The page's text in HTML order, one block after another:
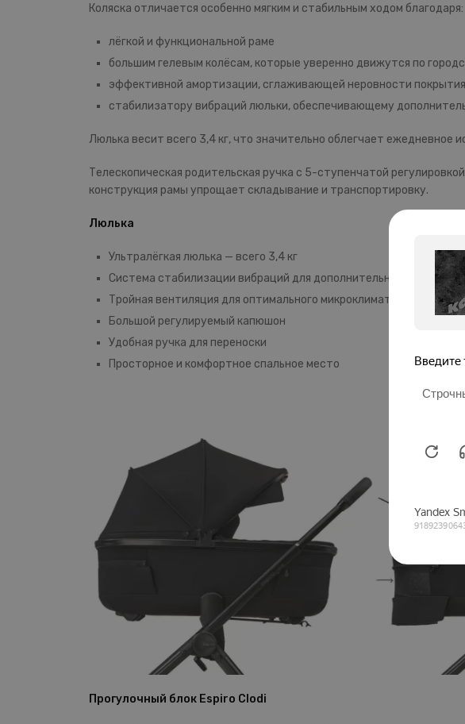
Коляска отличается особенно мягким и стабильным ходом благодаря:
лёгкой и функциональной раме
большим гелевым колёсам, которые уверенно движутся по
эффективной амортизации, сглаживающей неровности покрытия
стабилизатору вибраций люльки, обеспечивающему
Люлька весит всего 3,4 кг, что значительно облегчает
Телескопическая родительская ручка с 5-ступенчатой
конструкция рамы упрощает складывание и транспортировку.
Люлька
Ультралёгкая люлька — всего 3,4 кг
Система стабилизации вибраций для дополнительного комфорта
Тройная вентиляция для оптимального микроклимата
Большой регулируемый капюшон
Удобная ручка для переноски
Просторное и комфортное спальное место
Прогулочный блок Espiro Clodi